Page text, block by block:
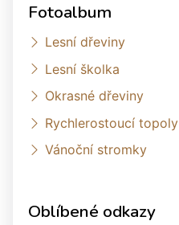
Fotoalbum
Lesní dřeviny
Lesní školka
Okrasné dřeviny
Rychlerostoucí topoly
Vánoční stromky
Oblíbené odkazy